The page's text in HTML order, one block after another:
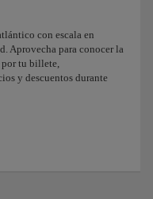
con escala en
Aprovecha para conocer la
por tu billete,
y descuentos durante